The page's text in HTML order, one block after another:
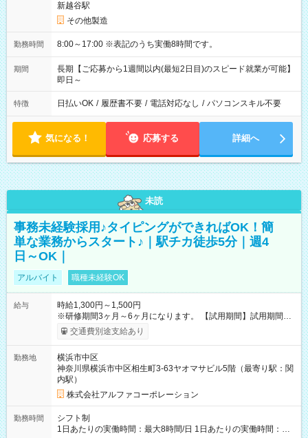
新越谷駅
その他製造
勤務時間 8:00～17:00 ※表記のうち実働8時間です。
期間
長期【ご応募から1週間以内(最短2日目)のスピード就業が可能】
即日～
特徴 日払いOK / 履歴書不要 / 電話対応なし / パソコンスキル不要
気になる！ 応募する 詳細へ
未読
事務未経験採用♪タイピングができればOK！簡
単な業務からスタート♪｜駅チカ徒歩5分｜週4
日～OK｜
アルバイト 職種未経験OK
給与
時給1,300円～1,500円
※研修期間3ヶ月～6ヶ月になります。 【試用期間】試用期間あ
り 試用期間の長さ：1ヶ月 雇用形態、給与は本採用時と同じで
す。
交通費別途支給あり
勤務地
横浜市中区
神奈川県横浜市中区相生町3-63ヤオマサビル5階（最寄り駅：関
内駅）
株式会社アルファコーポレーション
勤務時間
シフト制
1日あたりの実働時間：最大8時間/日 1日あたりの実働時間：